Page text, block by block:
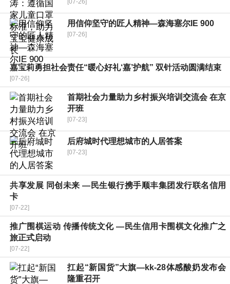
[07-26]
用信仰坚守的匠人精神—森海塞尔IE 900
[07-26]
嘉宝莉勇担社会责任“暖心好礼‘嘉’护航” 双针活动圆满结束
[07-26]
首期社会力量助力乡村振兴培训交流会 在京
开班
[07-23]
后府城时代理想城市的人居答案
[07-23]
共享发展 同创未来 —民生银行携手顺丰集团发行联名信用
卡
[07-22]
推广围棋运动 传播传统文化 —民生信用卡围棋文化推广之
旅正式启动
[07-22]
扛起“新国货”大旗—kk-28体感酸奶发布会
隆重召开